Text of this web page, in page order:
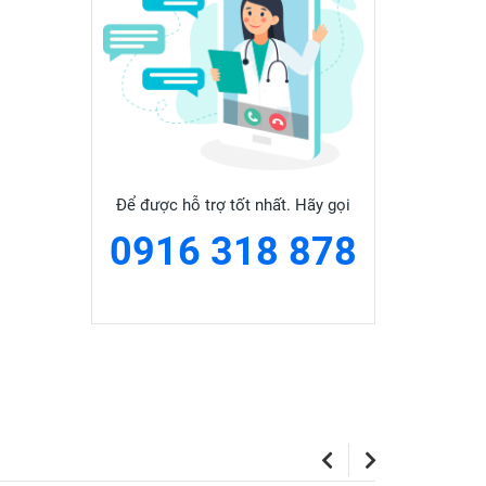
Để được hỗ trợ tốt nhất. Hãy gọi
0916 318 878